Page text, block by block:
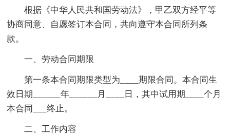
根据《中华人民共和国劳动法》，甲乙双方经平等
协商同意、自愿签订本合同，共向遵守本合同所列条
款。
一、劳动合同期限
第一条本合同期限类型为____期限合同。本合同生
效日期______年______月____日，其中试用期____个月
本合同___终止。
二、工作内容